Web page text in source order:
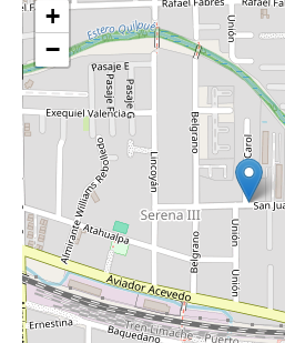
+
−